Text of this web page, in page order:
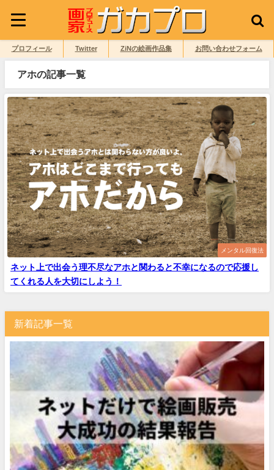
プロフィール Twitter ZiNの絵画作品集 お問い合わせフォーム
アホの記事一覧
メンタル回復法
ネット上で出会う理不尽なアホと関わると不幸になるので応援し
てくれる人を大切にしよう！
新着記事一覧